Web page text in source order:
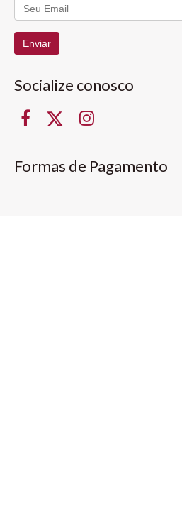
Enviar
Socialize conosco
Formas de Pagamento